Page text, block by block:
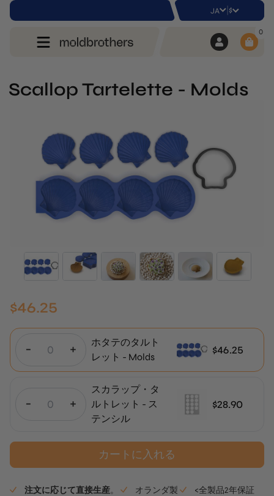
JA | $
0
Scallop Tartelette - Molds
$46.25
- +
ホタテのタルト
レット - Molds
$46.25
- +
スカラップ・タ
ルトレット - ス
テンシル
$28.90
カートに入れる
注文に応じて直接生産。 オランダ製
<全製品2年保証